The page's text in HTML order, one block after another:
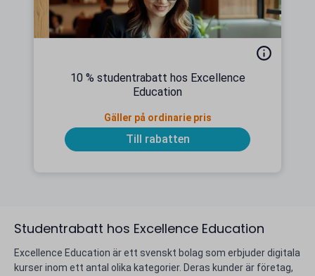
10 % studentrabatt hos Excellence
Education
Gäller på ordinarie pris
Till rabatten
Studentrabatt hos Excellence Education
Excellence Education är ett svenskt bolag som erbjuder digitala
kurser inom ett antal olika kategorier. Deras kunder är företag,